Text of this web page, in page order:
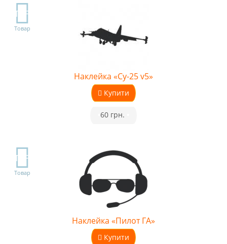
TOP
Товар
Наклейка «Су-25 v5»
Купити
60 грн.
TOP
Товар
Наклейка «Пилот ГА»
Купити